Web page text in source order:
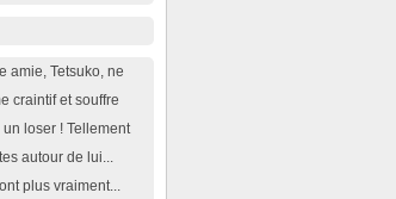
amie, Tetsuko, ne
craintif et souffre
loser ! Tellement
autour de lui...
plus vraiment...